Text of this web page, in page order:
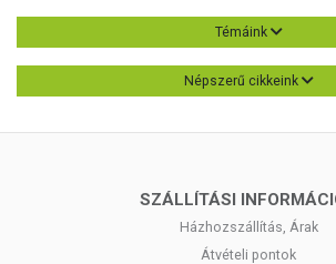
Témáink
Népszerű cikkeink
SZÁLLÍTÁSI
Házhozszállítás, Árak
Átvételi pontok